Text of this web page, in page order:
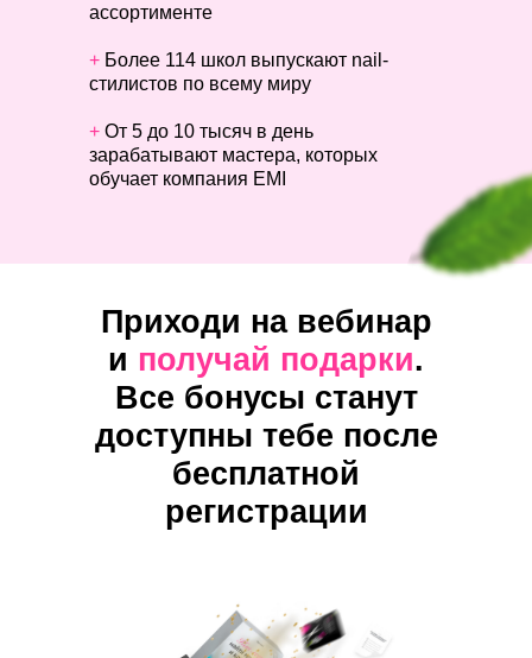
ассортименте
+ Более 114 школ выпускают nail-
стилистов по всему миру
+ От 5 до 10 тысяч в день
зарабатывают мастера, которых
обучает компания EMI
Приходи на вебинар
и получай подарки.
Все бонусы станут
доступны тебе после
бесплатной
регистрации